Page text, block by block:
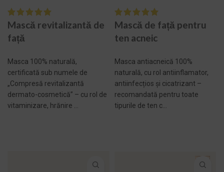
Mască revitalizantă de
față
Masca 100% naturală,
certificată sub numele de
„Compresă revitalizantă
dermato-cosmetică” – cu rol de
vitaminizare, hrănire ...
Mască de față pentru
ten acneic
Masca antiacneică 100%
naturală, cu rol antiinflamator,
antiinfecțios și cicatrizant –
recomandată pentru toate
tipurile de ten c...